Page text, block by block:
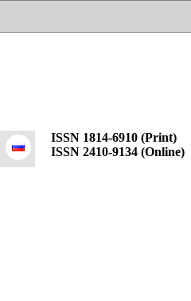
ISSN 1814-6910 (Print)
ISSN 2410-9134 (Online)